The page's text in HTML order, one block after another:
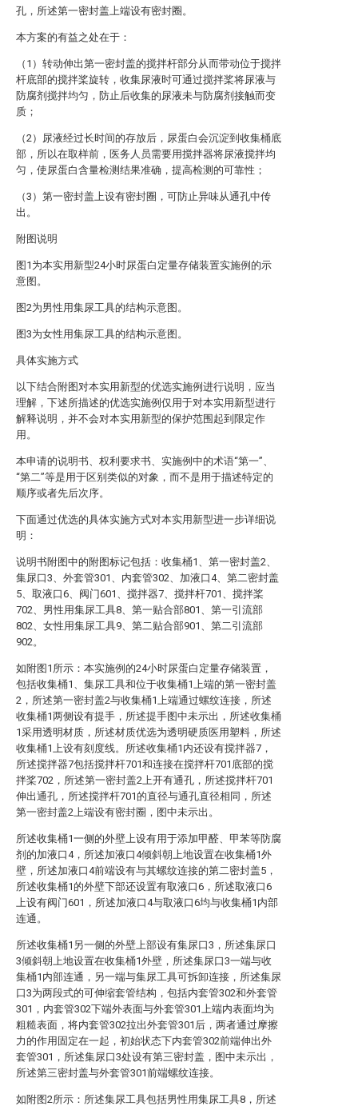
孔，所述第一密封盖上端设有密封圈。
本方案的有益之处在于：
（1）转动伸出第一密封盖的搅拌杆部分从而带动位于搅拌
杆底部的搅拌桨旋转，收集尿液时可通过搅拌桨将尿液与
防腐剂搅拌均匀，防止后收集的尿液未与防腐剂接触而变
质；
（2）尿液经过长时间的存放后，尿蛋白会沉淀到收集桶底
部，所以在取样前，医务人员需要用搅拌器将尿液搅拌均
匀，使尿蛋白含量检测结果准确，提高检测的可靠性；
（3）第一密封盖上设有密封圈，可防止异味从通孔中传
出。
附图说明
图1为本实用新型24小时尿蛋白定量存储装置实施例的示
意图。
图2为男性用集尿工具的结构示意图。
图3为女性用集尿工具的结构示意图。
具体实施方式
以下结合附图对本实用新型的优选实施例进行说明，应当
理解，下述所描述的优选实施例仅用于对本实用新型进行
解释说明，并不会对本实用新型的保护范围起到限定作
用。
本申请的说明书、权利要求书、实施例中的术语“第一”、
“第二”等是用于区别类似的对象，而不是用于描述特定的
顺序或者先后次序。
下面通过优选的具体实施方式对本实用新型进一步详细说
明：
说明书附图中的附图标记包括：收集桶1、第一密封盖2、
集尿口3、外套管301、内套管302、加液口4、第二密封盖
5、取液口6、阀门601、搅拌器7、搅拌杆701、搅拌桨
702、男性用集尿工具8、第一贴合部801、第一引流部
802、女性用集尿工具9、第二贴合部901、第二引流部
902。
如附图1所示：本实施例的24小时尿蛋白定量存储装置，
包括收集桶1、集尿工具和位于收集桶1上端的第一密封盖
2，所述第一密封盖2与收集桶1上端通过螺纹连接，所述
收集桶1两侧设有提手，所述提手图中未示出，所述收集桶
1采用透明材质，所述材质优选为透明硬质医用塑料，所述
收集桶1上设有刻度线。所述收集桶1内还设有搅拌器7，
所述搅拌器7包括搅拌杆701和连接在搅拌杆701底部的搅
拌桨702，所述第一密封盖2上开有通孔，所述搅拌杆701
伸出通孔，所述搅拌杆701的直径与通孔直径相同，所述
第一密封盖2上端设有密封圈，图中未示出。
所述收集桶1一侧的外壁上设有用于添加甲醛、甲苯等防腐
剂的加液口4，所述加液口4倾斜朝上地设置在收集桶1外
壁，所述加液口4前端设有与其螺纹连接的第二密封盖5，
所述收集桶1的外壁下部还设置有取液口6，所述取液口6
上设有阀门601，所述加液口4与取液口6均与收集桶1内部
连通。
所述收集桶1另一侧的外壁上部设有集尿口3，所述集尿口
3倾斜朝上地设置在收集桶1外壁，所述集尿口3一端与收
集桶1内部连通，另一端与集尿工具可拆卸连接，所述集尿
口3为两段式的可伸缩套管结构，包括内套管302和外套管
301，内套管302下端外表面与外套管301上端内表面均为
粗糙表面，将内套管302拉出外套管301后，两者通过摩擦
力的作用固定在一起，初始状态下内套管302前端伸出外
套管301，所述集尿口3处设有第三密封盖，图中未示出，
所述第三密封盖与外套管301前端螺纹连接。
如附图2所示：所述集尿工具包括男性用集尿工具8，所述